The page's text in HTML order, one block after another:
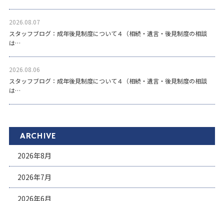
2026.08.07
スタッフブログ：成年後見制度について４（相続・遺言・後見制度の相談
は…
2026.08.06
スタッフブログ：成年後見制度について４（相続・遺言・後見制度の相談
は…
ARCHIVE
2026年8月
2026年7月
2026年6月